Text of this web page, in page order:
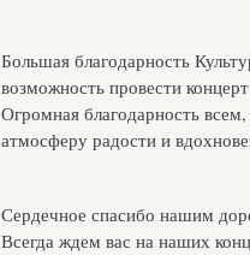
Большая благодарность
возможность провести
Огромная благодарность
атмосферу радости и
Сердечное спасибо нашим
Всегда ждем вас на наших